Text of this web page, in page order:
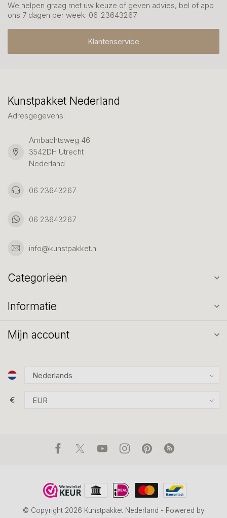
We helpen graag met uw keuze of geven advies, bel of app
ons 7 dagen per week: 06-23643267
Klantenservice
Kunstpakket Nederland
Adresgegevens:
Ambachtsweg 46
3542DH Utrecht
Nederland
06 23643267
06 23643267
info@kunstpakket.nl
Categorieën
Informatie
Mijn account
€
© Copyright 2026 Kunstpakket Nederland - Powered by